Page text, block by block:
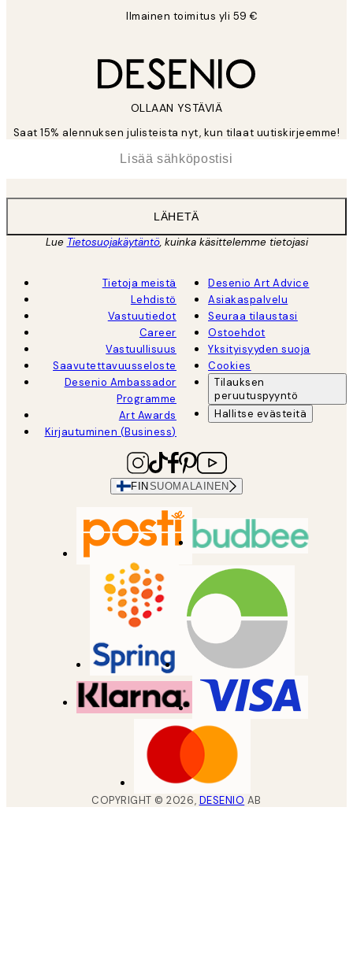
Ilmainen toimitus yli 59 €
OLLAAN YSTÄVIÄ
Saat 15% alennuksen julisteista nyt, kun tilaat uutiskirjeemme!
LÄHETÄ
Lue Tietosuojakäytäntö, kuinka käsittelemme tietojasi
Tietoja meistä
Lehdistö
Vastuutiedot
Career
Vastuullisuus
Saavutettavuusseloste
Desenio Ambassador
Programme
Art Awards
Kirjautuminen (Business)
Desenio Art Advice
Asiakaspalvelu
Seuraa tilaustasi
Ostoehdot
Yksityisyyden suoja
Cookies
Tilauksen
peruutuspyyntö
Hallitse evästeitä
FIN SUOMALAINEN
COPYRIGHT ©2026, DESENIO AB